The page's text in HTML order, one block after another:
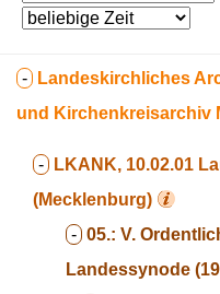
- Landeskirchliches
und Kirchenkreisarchiv
- LKANK, 10.02.01
(Mecklenburg)
- 05.: V.
Landessynode